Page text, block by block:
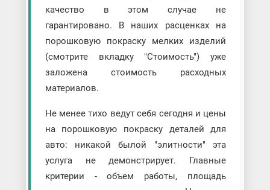
качество в этом случае не
гарантировано. В наших расценках на
порошковую покраску мелких изделий
(смотрите вкладку "Стоимость") уже
заложена стоимость расходных
материалов.
Не менее тихо ведут себя сегодня и цены
на порошковую покраску деталей для
авто: никакой былой "элитности" эта
услуга не демонстрирует. Главные
критерии - объем работы, площадь